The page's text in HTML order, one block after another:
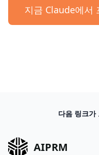
지금 Claude에서
다음 링크가
AIPRM